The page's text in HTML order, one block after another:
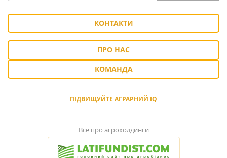
КОНТАКТИ
ПРО НАС
КОМАНДА
ПІДВИЩУЙТЕ АГРАРНИЙ IQ
Все про агрохолдинги